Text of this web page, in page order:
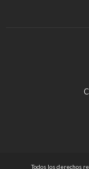
Todos los derechos